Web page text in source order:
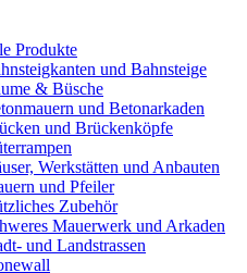
Produkte
und Bahnsteige
& Büsche
und Betonarkaden
und Brückenköpfe
Werkstätten und Anbauten
und Pfeiler
Zubehör
Mauerwerk und Arkaden
und Landstrassen